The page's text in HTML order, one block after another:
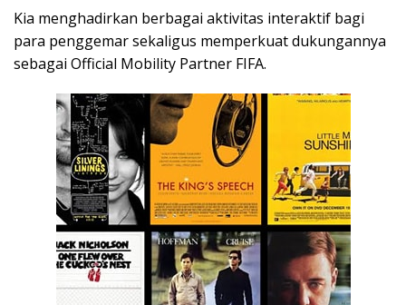
Kia menghadirkan berbagai aktivitas interaktif bagi
para penggemar sekaligus memperkuat dukungannya
sebagai Official Mobility Partner FIFA.